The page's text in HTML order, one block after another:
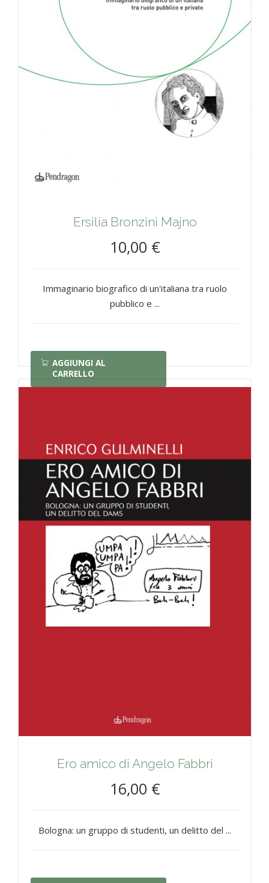
Ersilia Bronzini Majno
10,00 €
Immaginario biografico di un'italiana tra ruolo
pubblico e ...
AGGIUNGI AL
CARRELLO
Ero amico di Angelo Fabbri
16,00 €
Bologna: un gruppo di studenti, un delitto del ...